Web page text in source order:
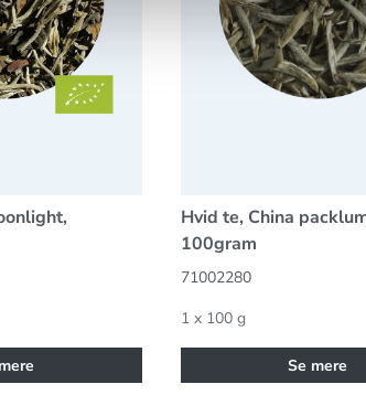
Hvid te, China
100gram
71002280
1 x 100 g
Se mere